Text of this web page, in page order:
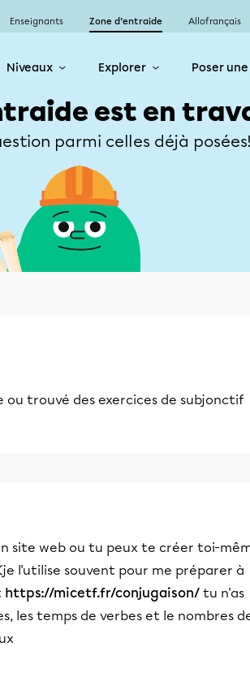
Enseignants Zone d’entraide Allofrançais
Niveaux Explorer Poser
est en
parmi celles déjà
ou trouvé des exercices de subjonctif
site web ou tu peux te créer toi-
l'utilise souvent pour me préparer à
https://micetf.fr/conjugaison/ tu n'as
les temps de verbes et le nombres